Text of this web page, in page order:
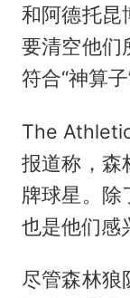
和阿德托昆
要清空他们
符合“神算
The
报道称，森
牌球星。除
也是他们感
尽管森林狼